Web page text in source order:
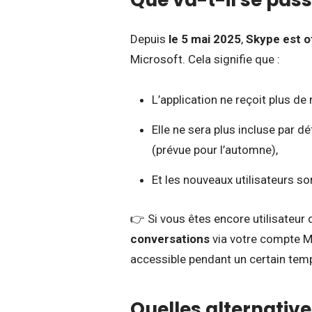
Depuis le 5 mai 2025, Skype est
Microsoft. Cela signifie que :
L’application ne reçoit plus
Elle ne sera plus incluse par
(prévue pour l’automne),
Et les nouveaux utilisateurs
👉 Si vous êtes encore utilisateur
conversations via votre compte
accessible pendant un certain